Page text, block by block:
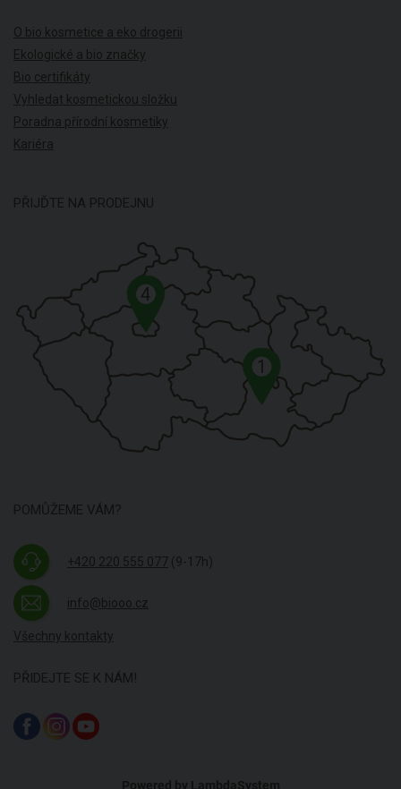
O bio kosmetice a eko drogerii
Ekologické a bio značky
Bio certifikáty
Vyhledat kosmetickou složku
Poradna přírodní kosmetiky
Kariéra
PŘIJĎTE NA PRODEJNU
1
4
POMŮŽEME VÁM?
+420 220 555 077 (9-17h)
info@biooo.cz
Všechny kontakty
PŘIDEJTE SE K NÁM!
Powered by LambdaSystem